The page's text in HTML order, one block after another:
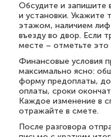
Обсудите и запишите
и установки. Укажите
этажом, наличием
въезду во двор. Если
месте – отметьте
Финансовые условия
максимально ясно:
форму предоплаты,
оплаты, сроки
Каждое изменение в
отражайте в смете.
После разговора